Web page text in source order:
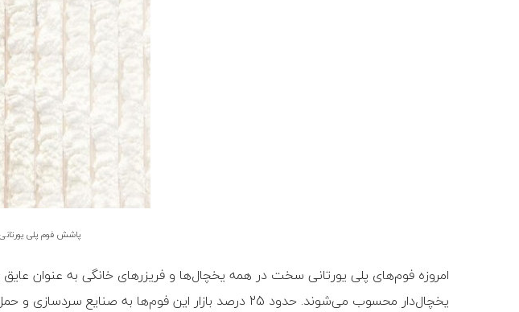
پاشش فوم پلی
امروزه فوم‏‌های پلی یورتانی سخت در همه یخچال‏‌ها و فریزرهای خانگی به عنوان
یخچال‌دار محسوب می‌شوند. حدود 25 درصد بازار این فوم‏‌ها به صنایع سردسازی و حمل و نقل اختصاص دارد.